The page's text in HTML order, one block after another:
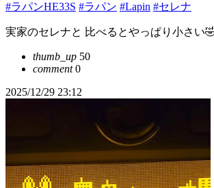
#ラパンHE33S #ラパン #Lapin #セレナ
実家のセレナと 比べるとやっぱり小さい
thumb_up 50
comment0
2025/12/29 23:12